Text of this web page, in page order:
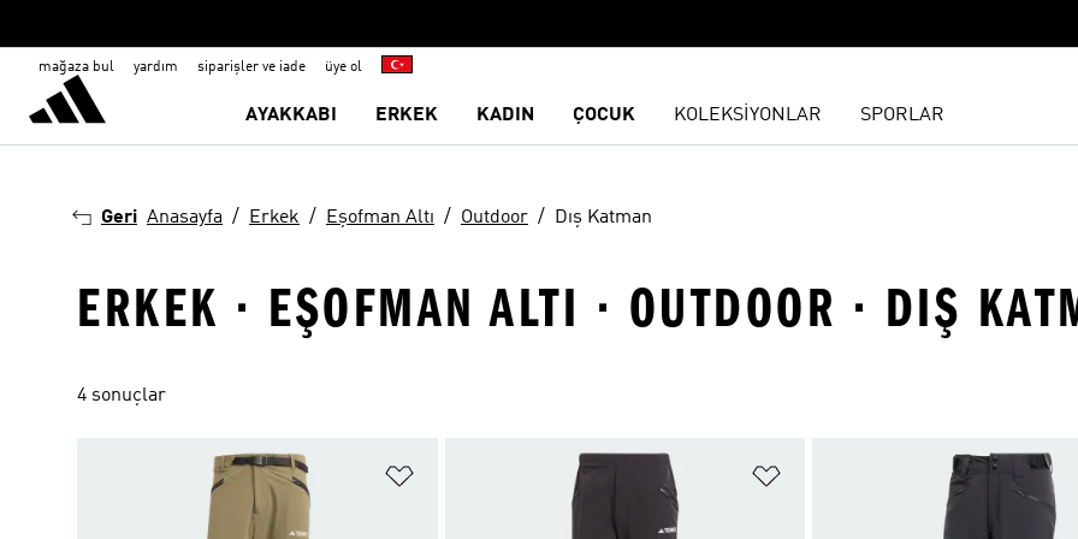
mağaza bul yardım siparişler ve iade üye ol
AYAKKABI ERKEK KADIN ÇOCUK KOLEKSİYONLAR SPORLAR
Geri Anasayfa Erkek Eşofman Altı Outdoor Dış Katman
ERKEK · EŞOFMAN ALTI · OUTDOOR · DIŞ
4 sonuçlar
Favori Listesine Ekle Favori Listesine Ekle